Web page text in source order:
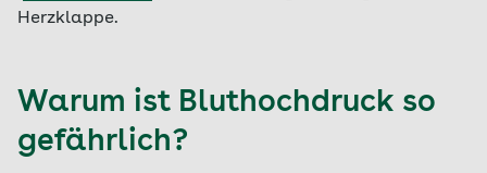
Herzklappe.
Warum ist Bluthochdruck so
gefährlich?